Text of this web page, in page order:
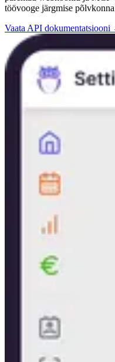
töövooge järgmise
Vaata API dokumentatsiooni